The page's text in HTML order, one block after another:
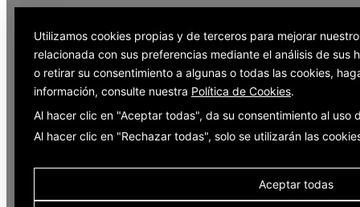
Utilizamos cookies propias y de terceros para mejorar
relacionada con sus preferencias mediante el análisis de sus
o retirar su consentimiento a algunas o todas las cookies,
información, consulte nuestra Política de Cookies.
Al hacer clic en "Aceptar todas", da su consentimiento al uso
Al hacer clic en "Rechazar todas", solo se utilizarán las
Aceptar todas